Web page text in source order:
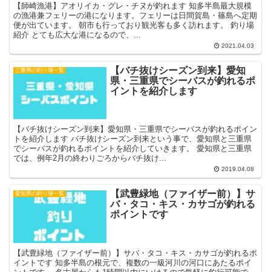
【師崎漁港】アオリイカ・グレ・チヌが釣れます 知多半島最大規模
の漁港兼フェリーの港になります。フェリーは日間賀島・篠島へ定期
便が出ています。 朝市も行っており観光客も多く訪れます。 釣り場
紹介 とても広大な港になるので、...
2021.04.03
三重県の釣り場一覧
【バチ抜けシーズン到来】愛知
県・三重県でシーバスが釣れるポ
イントを紹介します
【バチ抜けシーズン到来】愛知県・三重県でシーバスが釣れるポイン
トを紹介します バチ抜けシーズン到来という事で、愛知県と三重県
でシーバスが釣れるポイントを紹介していきます。 愛知県と三重県
では、例年2月の終わりごろからバチ抜け...
2019.04.08
愛知県の釣り場一覧
【武豊緑地（ファイザー前）】サ
バ・タコ・キス・カサゴが釣れる
ポイントです
【武豊緑地（ファイザー前）】サバ・タコ・キス・カサゴが釣れるポ
イントです 知多半島の根元で、複数の一級河川の河口にあたるポイ